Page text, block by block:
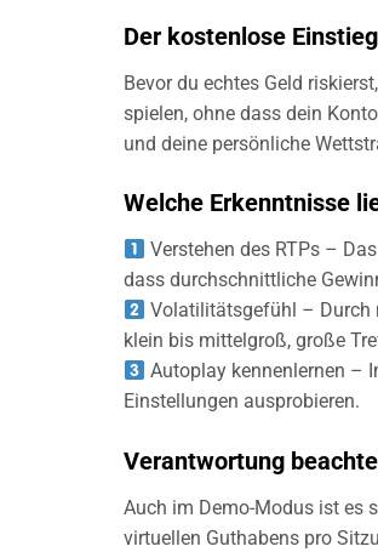
Der kostenlose Einstieg
Bevor du echtes Geld
spielen, ohne dass dein
und deine persönliche
Welche Erkenntnisse
Verstehen des RTPs –
dass durchschnittliche
Volatilitätsgefühl – Durch
klein bis mittelgroß, große
Autoplay kennenlernen –
Einstellungen ausprobieren.
Verantwortung
Auch im Demo-Modus ist es
virtuellen Guthabens pro